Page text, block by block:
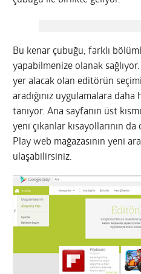
Bu kenar çubuğu, farklı
yapabilmenize olanak
yer alacak olan editörün
aradığınız uygulamalara daha
tanıyor. Ana sayfanın üst
yeni çıkanlar kısayollarının
Play web mağazasının yeni
ulaşabilirsiniz.